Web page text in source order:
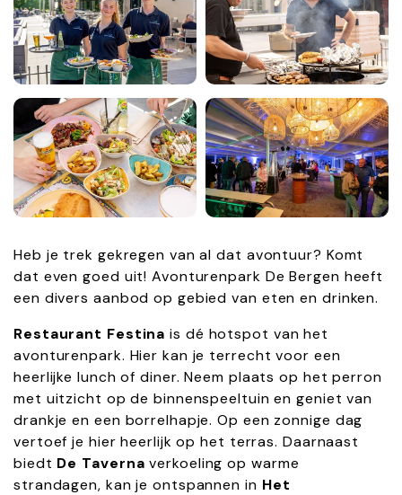
Heb je trek gekregen van al dat avontuur? Komt
dat even goed uit! Avonturenpark De Bergen heeft
een divers aanbod op gebied van eten en drinken.
Restaurant Festina is dé hotspot van het
avonturenpark. Hier kan je terrecht voor een
heerlijke lunch of diner. Neem plaats op het perron
met uitzicht op de binnenspeeltuin en geniet van
drankje en een borrelhapje. Op een zonnige dag
vertoef je hier heerlijk op het terras. Daarnaast
biedt De Taverna verkoeling op warme
strandagen, kan je ontspannen in Het